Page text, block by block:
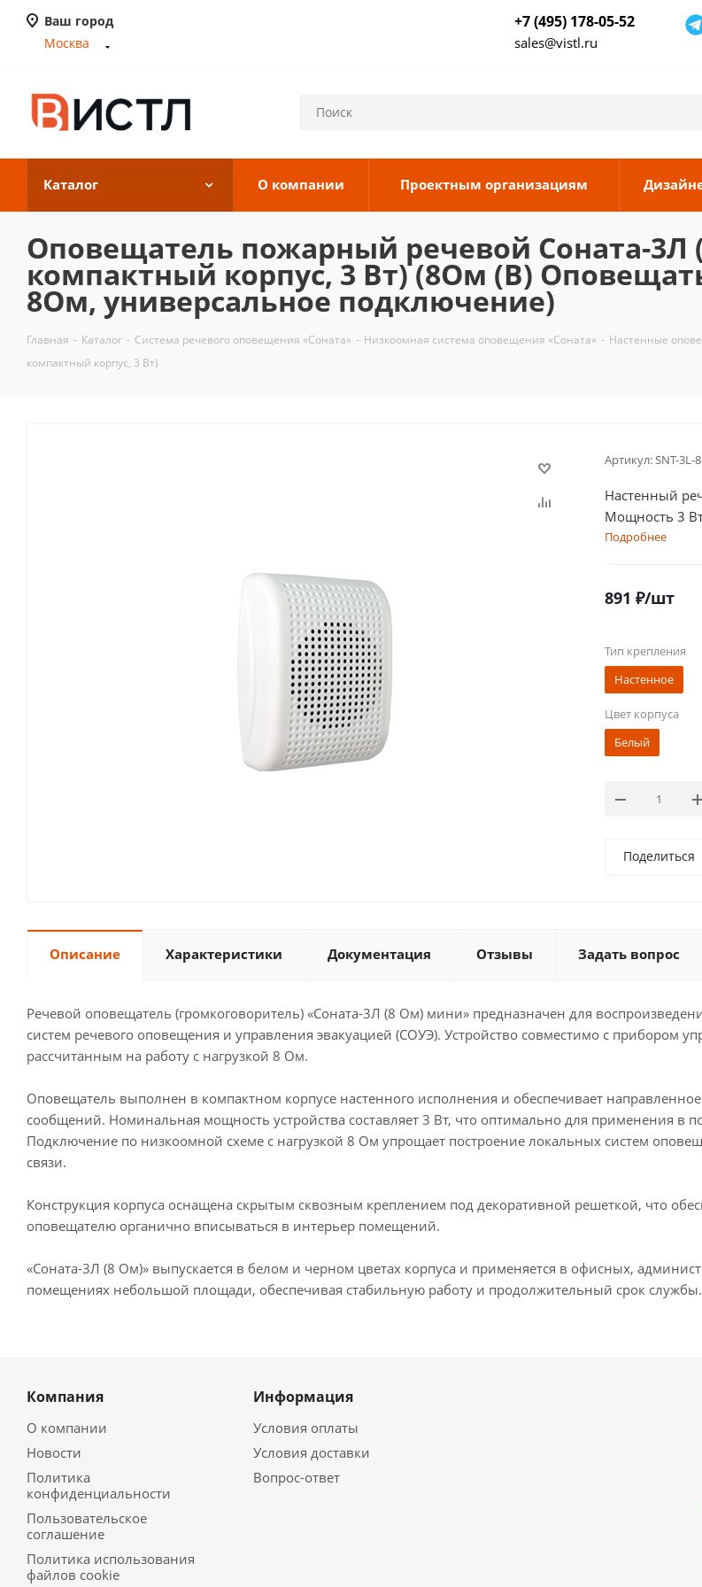
Ваш город
Москва
+7 (495) 178-05-52
sales@vistl.ru
Каталог О компании Проектным организациям
Оповещатель пожарный речевой Соната-
компактный корпус, 3 Вт) (8Ом (В)
8Ом, универсальное подключение)
Главная - Каталог - Система речевого оповещения «Соната» - Низкоомная система оповещения «Соната» - Настенные
компактный корпус, 3 Вт)
Артикул:SNT-3L-
Настенный
Мощность 3
Подробнее
891 ₽/шт
Тип крепления
Настенное
Цвет корпуса
Белый
Поделиться
Описание Характеристики Документация Отзывы Задать вопрос
Речевой оповещатель (громкоговоритель) «Соната-3Л (8 Ом) мини» предназначен для
систем речевого оповещения и управления эвакуацией (СОУЭ). Устройство совместимо с прибором
рассчитанным на работу с нагрузкой 8 Ом.
Оповещатель выполнен в компактном корпусе настенного исполнения и обеспечивает
сообщений. Номинальная мощность устройства составляет 3 Вт, что оптимально для применения
Подключение по низкоомной схеме с нагрузкой 8 Ом упрощает построение локальных систем
связи.
Конструкция корпуса оснащена скрытым сквозным креплением под декоративной решеткой, что
оповещателю органично вписываться в интерьер помещений.
«Соната-3Л (8 Ом)» выпускается в белом и черном цветах корпуса и применяется в офисных,
помещениях небольшой площади, обеспечивая стабильную работу и продолжительный срок службы.
Компания
О компании
Новости
Политика
конфиденциальности
Пользовательское
соглашение
Политика использования
файлов cookie
Информация
Условия оплаты
Условия доставки
Вопрос-ответ